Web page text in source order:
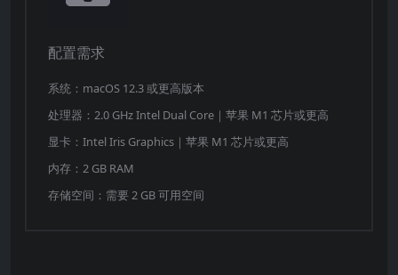
配置需求
系统：macOS 12.3 或更高版本
处理器：2.0 GHz Intel Dual Core｜苹果 M1 芯片或更高
显卡：Intel Iris Graphics｜苹果 M1 芯片或更高
内存：2 GB RAM
存储空间：需要 2 GB 可用空间